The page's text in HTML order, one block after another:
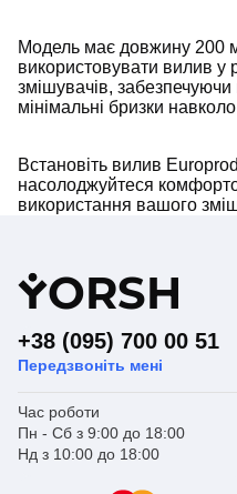
Модель має довжину 200
використовувати вилив у
змішувачів,
мінімальні бризки
Встановіть вилив
насолоджуйтеся
використання вашого
YORSH
+38 (095) 700 00 51
Передзвоніть мені
Час роботи
Пн - Сб з 9:00 до 18:00
Нд з 10:00 до 18:00